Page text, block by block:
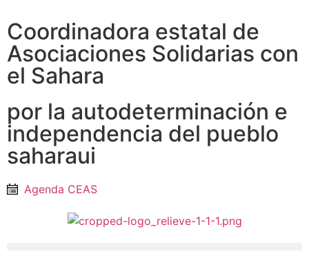
Coordinadora estatal de
Asociaciones Solidarias con
el Sahara
por la autodeterminación e
independencia del pueblo
saharaui
Agenda CEAS